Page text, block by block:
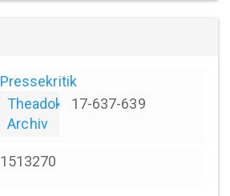
Pressekritik
Theadok
Archiv
17-637-639
1513270